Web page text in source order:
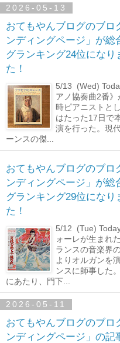
2026-05-13
おてもやんブログのブロ
ンディングページ」が総
グランキング24位になり
た！
5/13 (Wed)
アノ協奏曲2番
時ピアニストと
はたった17日で
演を行った。現
ーンスの傑...
おてもやんブログのブロ
ンディングページ」が総
グランキング29位になり
た！
5/12 (Tue)
ォーレが生まれ
ランスの音楽界
よりオルガンを
ンスに師事した
にあたり、門下...
2026-05-11
おてもやんブログのブロ
ンディングページ」の記